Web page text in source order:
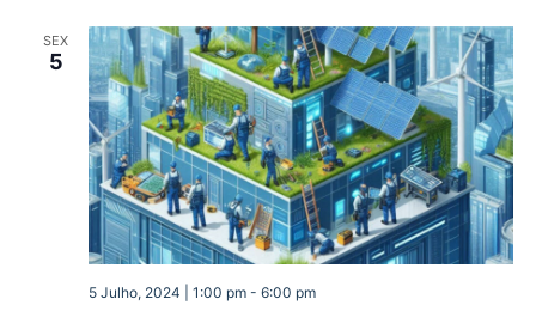
SEX
5
5 Julho, 2024 | 1:00 pm- 6:00 pm